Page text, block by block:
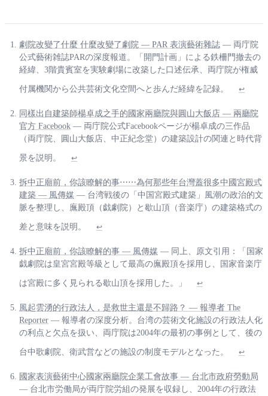
劇院改變了什麼 什麼改變了劇院 — PAR 表演藝術雜誌 — 両庁院
公式藝術雑誌PARの深度報道。「開門計画」による鉄柵門撤去の
経緯、3階貴賓室を実験劇場に改築した口述伝承、両庁院が権威
付属機関から公共芸術文化空間へと歩んだ経緯を記録。 ↩
同樣出自建築師楊卓成之手的國家兩廳院與圓山大飯店 — 兩廳院
官方 Facebook — 両庁院公式Facebookページが楊卓成の三作品
（両庁院、圓山大飯店、中正紀念堂）の建築設計の関連と時代背
景を説明。 ↩
拆中正廟前，你該瞭解的事⋯⋯為何那些年台灣蓋很多中國宮殿式
建築 — 風傳媒 — 台湾戦後の「中国宮殿式建築」風潮の政治的文
脈を整理し、廡殿頂（戯劇院）と歇山頂（音楽庁）の建築格式の
差と意味を説明。 ↩
拆中正廟前，你該瞭解的事 — 風傳媒 — 同上、原文引用：「国家
戯劇院は皇宮宮殿等級として最高の廡殿頂を採用し、国家音楽庁
は宮殿に多く見られる歇山頂を採用した。」 ↩
風起雲湧的行政法人，是救世主還是不歸路？ — 報導者 The
Reporter — 報導者の深度分析。台湾の芸術文化施設の行政法人化
の利点と欠点を扱い、両庁院は2004年の最初の事例として、後の
台中歌劇院、衛武営などの施設の制度モデルとなった。 ↩
國家表演藝術中心國家兩廳院企業工會故事 — 台北市政府勞動局
— 台北市労働局が両庁院労組の発展を収録し、2004年の行政法